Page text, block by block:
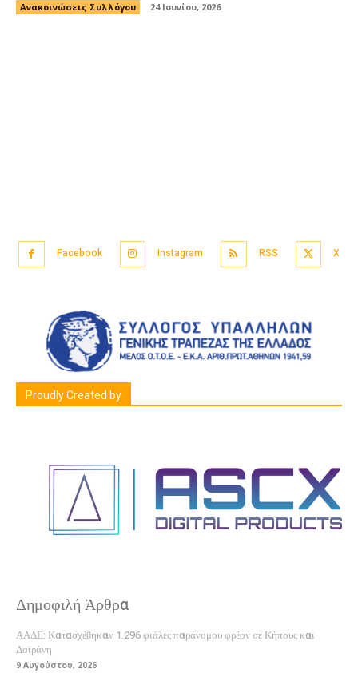
Ανακοινώσεις Συλλόγου 24 Ιουνίου, 2026
Facebook Instagram RSS X
Proudly Created by
Δημοφιλή Άρθρα
ΑΑΔΕ: Κατασχέθηκαν 1.296 φιάλες παράνομου φρέον σε Κήπους και
Δοϊράνη
9 Αυγούστου, 2026